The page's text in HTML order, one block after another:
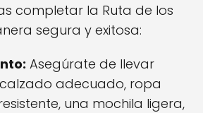
completar la Ruta de los
segura y exitosa:
Asegúrate de llevar
adecuado, ropa
una mochila ligera,